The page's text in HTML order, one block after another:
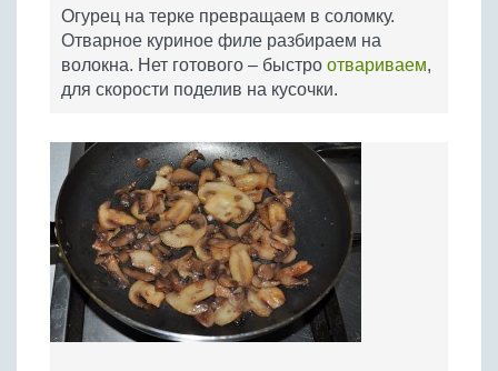
Огурец на терке превращаем в соломку.
Отварное куриное филе разбираем на
волокна. Нет готового – быстро отвариваем,
для скорости поделив на кусочки.